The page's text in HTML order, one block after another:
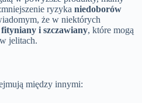
ryzyka niedoborów
że w niektórych
fityniany i szczawiany, które mogą
jelitach.
między innymi: